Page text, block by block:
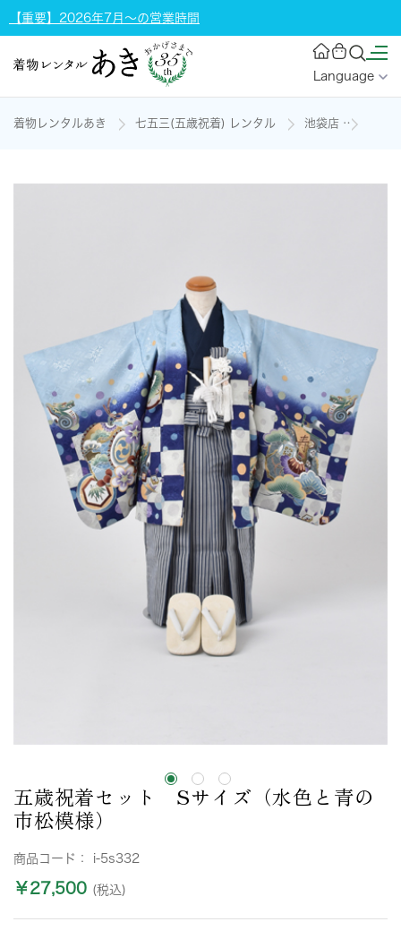
【重要】2026年7月～の営業時間
Language
着物レンタルあき 七五三(五歳祝着) レンタル 池袋店
五歳祝着セット Sサイズ（水色と青の
市松模様）
商品コード： i-5s332
￥27,500 (税込)